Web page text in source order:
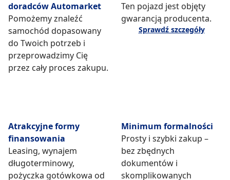
doradców Automarket
Pomożemy znaleźć
samochód dopasowany
do Twoich potrzeb i
przeprowadzimy Cię
przez cały proces zakupu.
Ten pojazd jest objęty
gwarancją producenta.
Sprawdź szczegóły
Atrakcyjne formy
finansowania
Leasing, wynajem
długoterminowy,
pożyczka gotówkowa od
Minimum formalności
Prosty i szybki zakup –
bez zbędnych
dokumentów i
skomplikowanych